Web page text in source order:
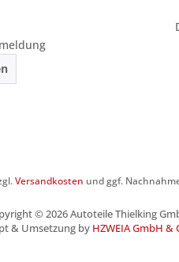
Versandkosten und ggf.
© 2026 Autoteile Thielking
& Umsetzung by HZWEIA GmbH &